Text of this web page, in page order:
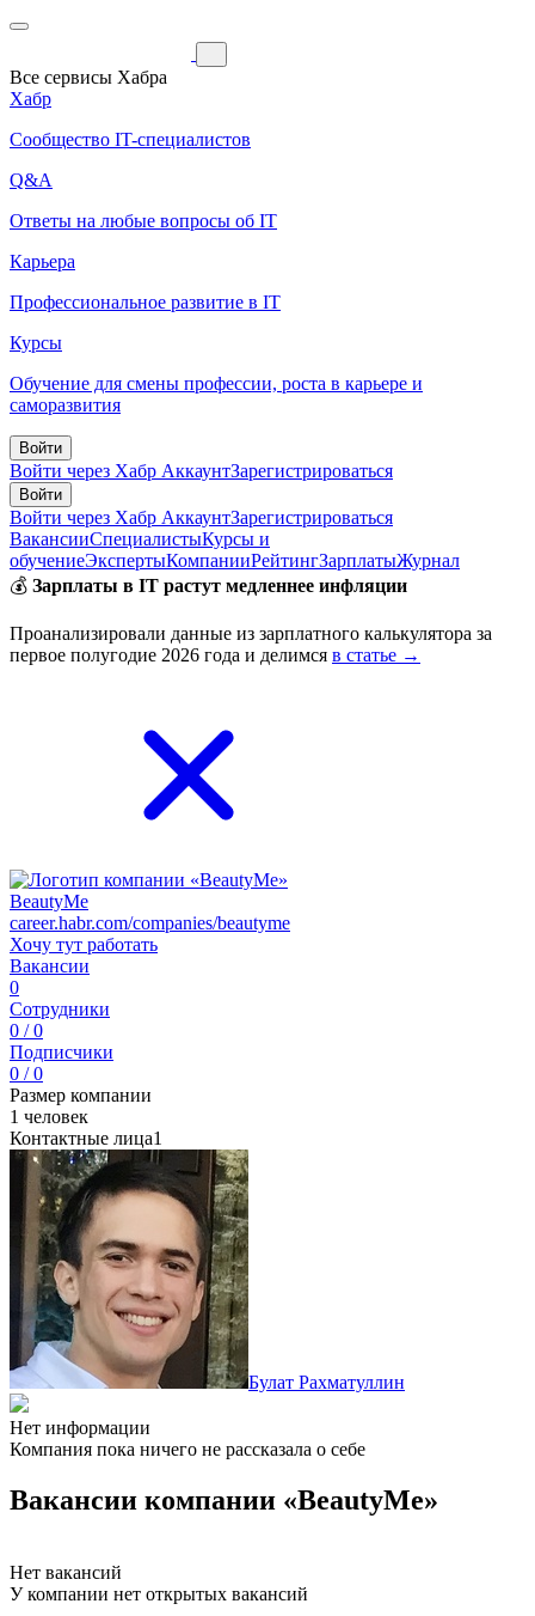
Все сервисы Хабра
Хабр
Сообщество IT-специалистов
Q&A
Ответы на любые вопросы об IT
Карьера
Профессиональное развитие в IT
Курсы
Обучение для смены профессии, роста в карьере и
саморазвития
Войти
Войти через Хабр АккаунтЗарегистрироваться
Войти
Войти через Хабр АккаунтЗарегистрироваться
ВакансииСпециалистыКурсы и
обучениеЭкспертыКомпанииРейтингЗарплатыЖурнал
💰 Зарплаты в IT растут медленнее инфляции
Проанализировали данные из зарплатного калькулятора за
первое полугодие 2026 года и делимся в статье →
BeautyMe
career.habr.com/companies/beautyme
Хочу тут работать
Вакансии
0
Сотрудники
0 / 0
Подписчики
0 / 0
Размер компании
1 человек
Контактные лица1
Булат Рахматуллин
Нет информации
Компания пока ничего не рассказала о себе
Вакансии компании «BeautyMe»
Нет вакансий
У компании нет открытых вакансий